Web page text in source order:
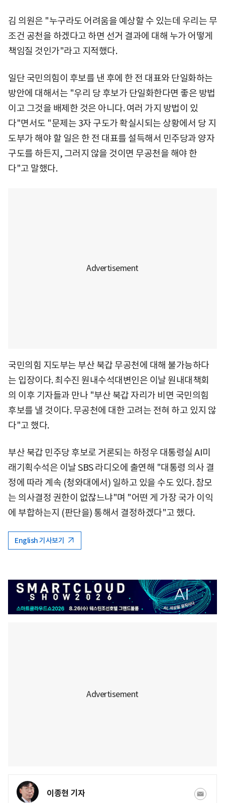
김 의원은 "누구라도 어려움을 예상할 수 있는데 우리는 무
조건 공천을 하겠다고 하면 선거 결과에 대해 누가 어떻게
책임질 것인가"라고 지적했다.
일단 국민의힘이 후보를 낸 후에 한 전 대표와 단일화하는
방안에 대해서는 "우리 당 후보가 단일화한다면 좋은 방법
이고 그것을 배제한 것은 아니다. 여러 가지 방법이 있
다"면서도 "문제는 3자 구도가 확실시되는 상황에서 당 지
도부가 해야 할 일은 한 전 대표를 설득해서 민주당과 양자
구도를 하든지, 그러지 않을 것이면 무공천을 해야 한
다"고 말했다.
국민의힘 지도부는 부산 북갑 무공천에 대해 불가능하다
는 입장이다. 최수진 원내수석대변인은 이날 원내대책회
의 이후 기자들과 만나 "부산 북갑 자리가 비면 국민의힘
후보를 낼 것이다. 무공천에 대한 고려는 전혀 하고 있지 않
다"고 했다.
부산 북갑 민주당 후보로 거론되는 하정우 대통령실 AI미
래기획수석은 이날 SBS 라디오에 출연해 "대통령 의사 결
정에 따라 계속 (청와대에서) 일하고 있을 수도 있다. 참모
는 의사결정 권한이 없잖느냐"며 "어떤 게 가장 국가 이익
에 부합하는지 (판단을) 통해서 결정하겠다"고 했다.
English 기사보기
이종현 기자